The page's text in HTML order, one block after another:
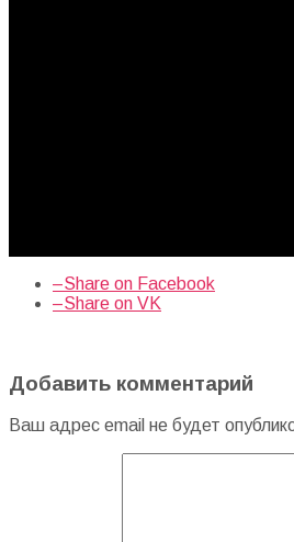
–Share on Facebook
–Share on VK
Добавить комментарий
Ваш адрес email не будет